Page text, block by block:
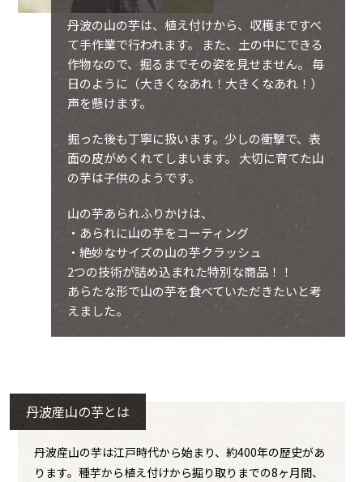
丹波の山の芋は、植え付けから、収穫まですべ
て手作業で行われます。 また、土の中にできる
作物なので、掘るまでその姿を見せません。 毎
日のように（大きくなあれ！大きくなあれ！）
声を懸けます。
掘った後も丁寧に扱います。少しの衝撃で、表
面の皮がめくれてしまいます。 大切に育てた山
の芋は子供のようです。
山の芋あられふりかけは、
・あられに山の芋をコーティング
・絶妙なサイズの山の芋クラッシュ
2つの技術が詰め込まれた特別な商品！！
あらたな形で山の芋を食べていただきたいと考
えました。
丹波産山の芋とは
丹波産山の芋は江戸時代から始まり、約400年の歴史があ
ります。種芋から植え付けから掘り取りまでの8ヶ月間、